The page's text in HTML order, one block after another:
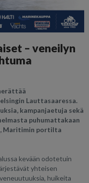
– veneilyn
Lauttasaaressa.
kampanjaetuja sekä
puhumattakaan
Maritimin portilta
kevään odotetuin
yhteisen
huikeita